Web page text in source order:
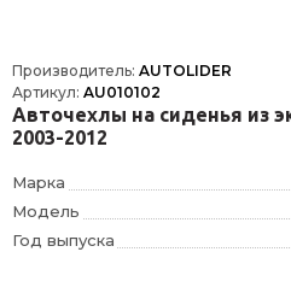
Производитель: AUTOLIDER
Артикул: AU010102
Авточехлы на сиденья из
2003-2012
Марка
Модель
Год выпуска